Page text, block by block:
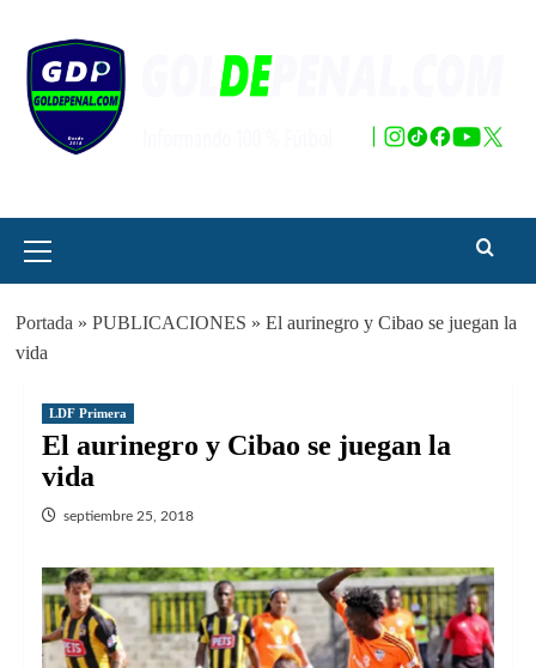
contenido
principal
Portada » PUBLICACIONES » El aurinegro y Cibao se juegan la
vida
LDF Primera
El aurinegro y Cibao se juegan la
vida
septiembre 25, 2018